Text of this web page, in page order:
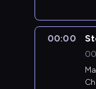
00:00